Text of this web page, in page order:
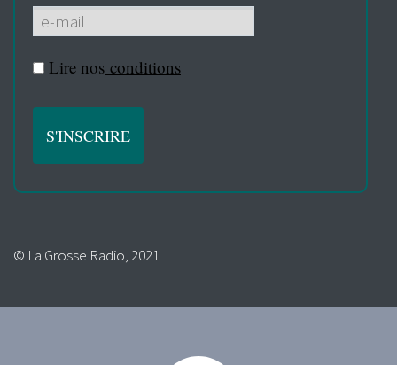
Lire nos conditions
© La Grosse Radio, 2021